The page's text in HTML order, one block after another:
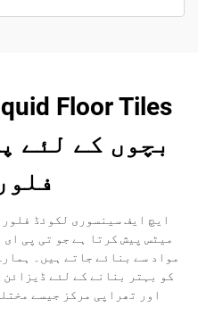
بچوں کے لئے
ایچ ایف سینسوری لکوئڈ
مواد سے بنائے جاتے ہیں۔
کو بہتر بنانے کے لئے
اور تھراپی مرکز جیسے